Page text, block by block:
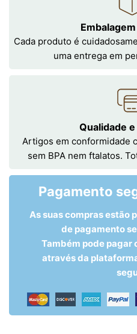
Cada produto é
uma entrega em
Qualidade
Artigos em conformidade
sem BPA nem ftalatos.
Pagamento
As suas compras estão
de pagamento
Também pode pagar
através da